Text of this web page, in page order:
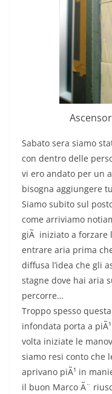
Sabato sera siamo
con dentro delle
vi ero andato per un
bisogna aggiungere
Siamo subito sul
come arriviamo
giÃ iniziato a forzare
entrare aria prima
diffusa l’idea che gli
stagne dove hai aria
percorre…
Troppo spesso
infondata porta a
volta iniziate le
siamo resi conto che
aprivano piÃ¹ in
il buon Marco Ã¨